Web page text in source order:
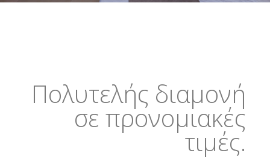
Πολυτελής διαμονή
σε προνομιακές
τιμές.